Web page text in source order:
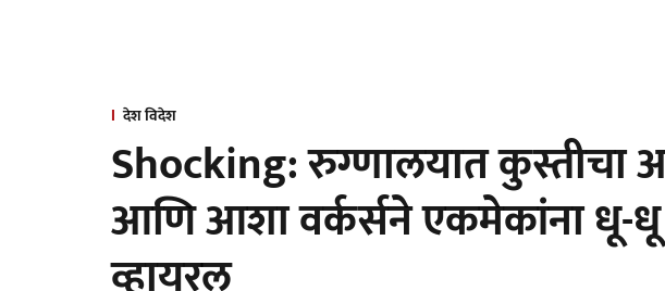
देश विदेश
Shocking: रुग्णालयात कुस्तीचा
आणि आशा वर्कर्सने एकमेकांना धू-